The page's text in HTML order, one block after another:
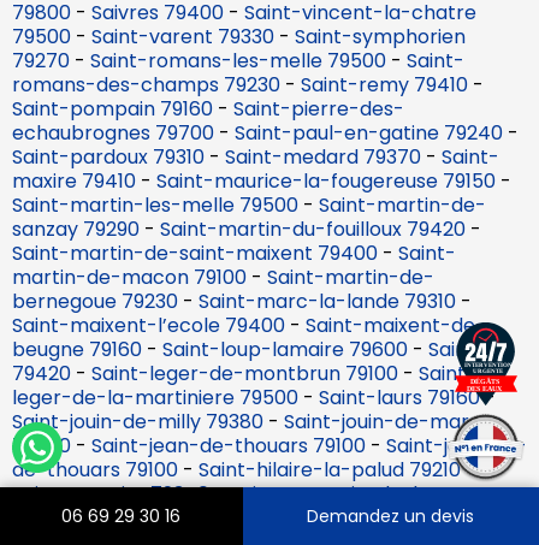
06 69 29 30 16 Demandez un devis
79800 - Saivres 79400 - Saint-vincent-la-chatre
79500 - Saint-varent 79330 - Saint-symphorien
79270 - Saint-romans-les-melle 79500 - Saint-
romans-des-champs 79230 - Saint-remy 79410 -
Saint-pompain 79160 - Saint-pierre-des-
echaubrognes 79700 - Saint-paul-en-gatine 79240 -
Saint-pardoux 79310 - Saint-medard 79370 - Saint-
maxire 79410 - Saint-maurice-la-fougereuse 79150 -
Saint-martin-les-melle 79500 - Saint-martin-de-
sanzay 79290 - Saint-martin-du-fouilloux 79420 -
Saint-martin-de-saint-maixent 79400 - Saint-
martin-de-macon 79100 - Saint-martin-de-
bernegoue 79230 - Saint-marc-la-lande 79310 -
Saint-maixent-l’ecole 79400 - Saint-maixent-de-
beugne 79160 - Saint-loup-lamaire 79600 - Saint-lin
79420 - Saint-leger-de-montbrun 79100 - Saint-
leger-de-la-martiniere 79500 - Saint-laurs 79160-
Saint-jouin-de-milly 79380 - Saint-jouin-de-marnes
79600 - Saint-jean-de-thouars 79100 - Saint-jacques-
de-thouars 79100 - Saint-hilaire-la-palud 79210-
Saint-germier 79340-Saint-germain-de-longue-
chaume 79200-Saint-georges-de-rex 79210-Saint-